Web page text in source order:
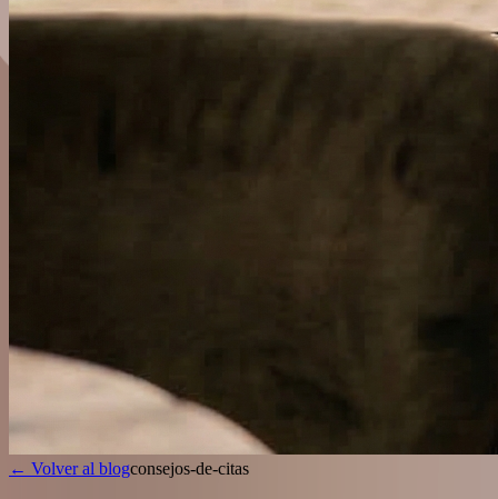
← Volver al blogconsejos-de-citas